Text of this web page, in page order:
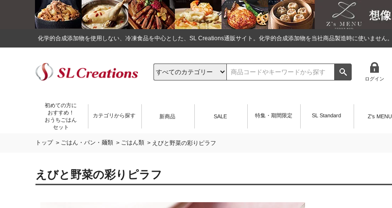
化学的合成添加物を使用しない、冷凍食品を中心とした、SL Creations通販サイト。化学的合成添加物を当社商品製造時に使いません。
ログイン
初めての方に
おすすめ！
おうちごはん
セット
カテゴリから探す 新商品 SALE 特集・期間限定 SL Standard Z's MENU
トップ> ごはん・パン・麺類> ごはん類> えびと野菜の彩りピラフ
えびと野菜の彩りピラフ